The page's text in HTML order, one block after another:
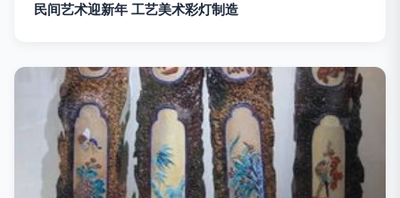
民间艺术迎新年 工艺美术彩灯制造